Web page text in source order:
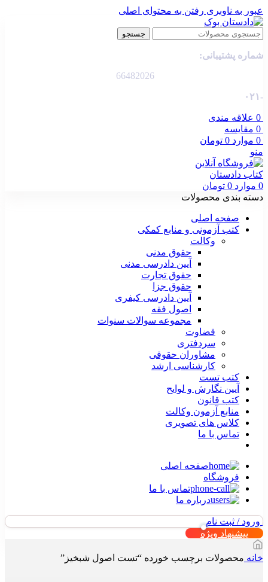
عبور به ناوبری رفتن به محتوای اصلی
جستجو
شماره پشتیبانی:
66482026
-۰۲۱
0 علاقه مندی
0 مقایسه
0 موارد 0 تومان
منو
0 موارد 0 تومان
دسته بندی محصولات
صفحه اصلی
کتب آزمونی و منابع کمکی
وکالت
حقوق مدنی
آیین دادرسی مدنی
حقوق تجارت
حقوق جزا
آیین دادرسی کیفری
اصول فقه
مجموعه سوالات سنوات
قضاوت
سردفتری
مشاوران حقوقی
کارشناسی ارشد
کتب تست
آیین نگارش و لوایح
کتب قانون
منابع آزمون وکالت
کلاس های تصویری
تماس با ما
صفحه اصلی
فروشگاه
تماس با ما
درباره ما
ورود / ثبت نام
پیشنهاد ویژه
خانه محصولات برچسب خورده “تست اصول شبخیز”